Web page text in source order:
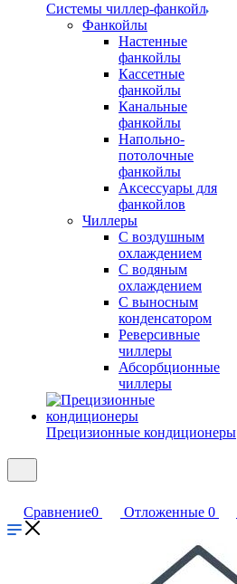
Системы чиллер-фанкойл
Фанкойлы
Настенные
фанкойлы
Кассетные
фанкойлы
Канальные
фанкойлы
Напольно-
потолочные
фанкойлы
Аксессуары для
фанкойлов
Чиллеры
С воздушным
охлаждением
С водяным
охлаждением
С выносным
конденсатором
Реверсивные
чиллеры
Абсорбционные
чиллеры
Прецизионные кондиционеры
Сравнение0 Отложенные 0